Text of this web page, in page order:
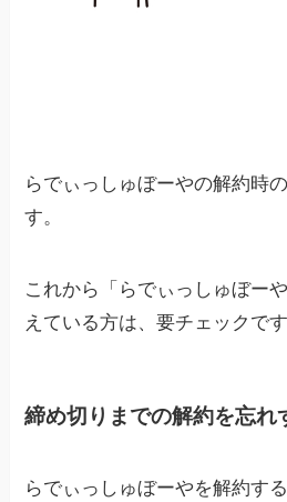
らでぃっしゅぼーやの解約時
す。
これから「らでぃっしゅぼー
えている方は、要チェックです
締め切りまでの解約を忘れ
らでぃっしゅぼーやを解約す